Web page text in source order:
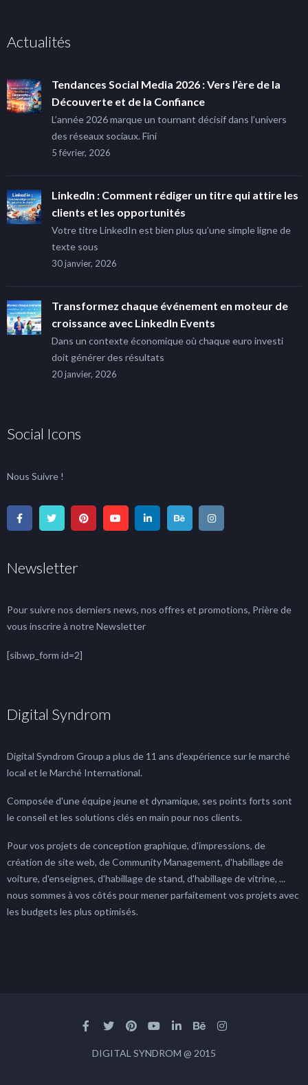
Actualités
Tendances Social Media 2026 : Vers l’ère de la
Découverte et de la Confiance
L’année 2026 marque un tournant décisif dans l’univers
des réseaux sociaux. Fini
5 février, 2026
LinkedIn : Comment rédiger un titre qui attire les
clients et les opportunités
Votre titre LinkedIn est bien plus qu’une simple ligne de
texte sous
30 janvier, 2026
Transformez chaque événement en moteur de
croissance avec LinkedIn Events
Dans un contexte économique où chaque euro investi
doit générer des résultats
20 janvier, 2026
Social Icons
Nous Suivre !
Newsletter
Pour suivre nos derniers news, nos offres et promotions, Prière de
vous inscrire à notre Newsletter
[sibwp_form id=2]
Digital Syndrom
Digital Syndrom Group a plus de 11 ans d'expérience sur le marché
local et le Marché International.
Composée d'une équipe jeune et dynamique, ses points forts sont
le conseil et les solutions clés en main pour nos clients.
Pour vos projets de conception graphique, d'impressions, de
création de site web, de Community Management, d'habillage de
voiture, d'enseignes, d'habillage de stand, d'habillage de vitrine, ...
nous sommes à vos côtés pour mener parfaitement vos projets avec
les budgets les plus optimisés.
DIGITAL SYNDROM @ 2015